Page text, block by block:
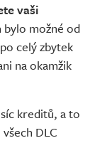
vaši
možné od
celý zbytek
na okamžik
kreditů, a to
DLC